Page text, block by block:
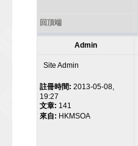
回頂端
Admin
Site Admin
註冊時間: 2013-05-08,
19:27
文章: 141
來自: HKMSOA